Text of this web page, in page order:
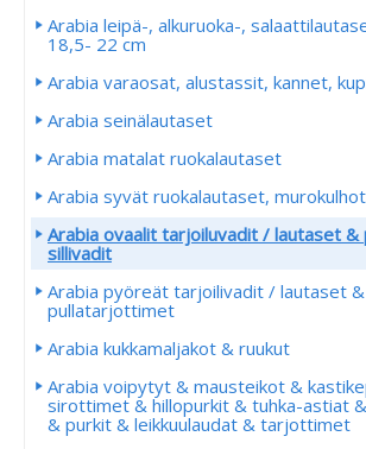
Arabia leipä-, alkuruoka-,
18,5- 22 cm
Arabia varaosat, alustassit, kannet,
Arabia seinälautaset
Arabia matalat ruokalautaset
Arabia syvät ruokalautaset, murokulhot
Arabia ovaalit tarjoiluvadit / lautaset &
sillivadit
Arabia pyöreät tarjoilivadit / lautaset &
pullatarjottimet
Arabia kukkamaljakot & ruukut
Arabia voipytyt & mausteikot &
sirottimet & hillopurkit & tuhka-astiat
& purkit & leikkuulaudat & tarjottimet